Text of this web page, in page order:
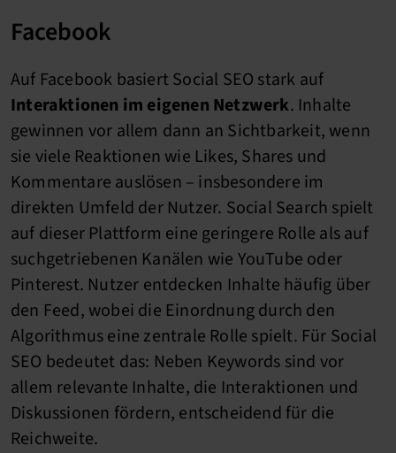
Facebook
Auf Facebook basiert Social SEO stark auf
Interaktionen im eigenen Netzwerk. Inhalte
gewinnen vor allem dann an Sichtbarkeit, wenn
sie viele Reaktionen wie Likes, Shares und
Kommentare auslösen – insbesondere im
direkten Umfeld der Nutzer. Social Search spielt
auf dieser Plattform eine geringere Rolle als auf
suchgetriebenen Kanälen wie YouTube oder
Pinterest. Nutzer entdecken Inhalte häufig über
den Feed, wobei die Einordnung durch den
Algorithmus eine zentrale Rolle spielt. Für Social
SEO bedeutet das: Neben Keywords sind vor
allem relevante Inhalte, die Interaktionen und
Diskussionen fördern, entscheidend für die
Reichweite.